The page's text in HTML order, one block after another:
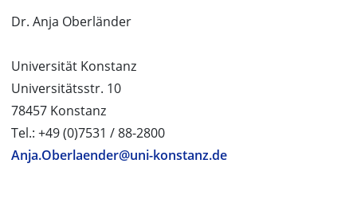
Dr. Anja Oberländer
Universität Konstanz
Universitätsstr. 10
78457 Konstanz
Tel.: +49 (0)7531 / 88-2800
Anja.Oberlaender@uni-konstanz.de